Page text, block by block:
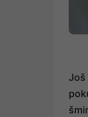
Još